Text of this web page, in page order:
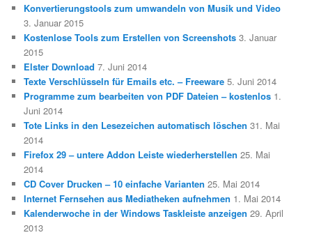
Konvertierungstools zum umwandeln von Musik und Video
3. Januar 2015
Kostenlose Tools zum Erstellen von Screenshots 3. Januar
2015
Elster Download 7. Juni 2014
Texte Verschlüsseln für Emails etc. – Freeware 5. Juni 2014
Programme zum bearbeiten von PDF Dateien – kostenlos 1.
Juni 2014
Tote Links in den Lesezeichen automatisch löschen 31. Mai
2014
Firefox 29 – untere Addon Leiste wiederherstellen 25. Mai
2014
CD Cover Drucken – 10 einfache Varianten 25. Mai 2014
Internet Fernsehen aus Mediatheken aufnehmen 1. Mai 2014
Kalenderwoche in der Windows Taskleiste anzeigen 29. April
2013